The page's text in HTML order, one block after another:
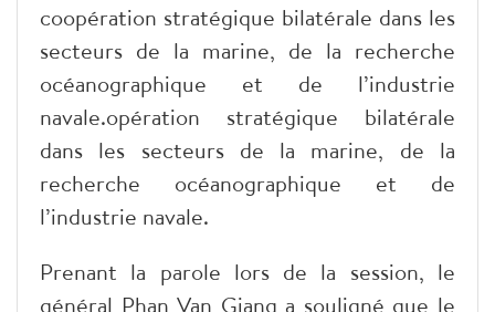
coopération stratégique bilatérale dans les
secteurs de la marine, de la recherche
océanographique et de l’industrie
navale.opération stratégique bilatérale
dans les secteurs de la marine, de la
recherche océanographique et de
l’industrie navale.
Prenant la parole lors de la session, le
général Phan Van Giang a souligné que le